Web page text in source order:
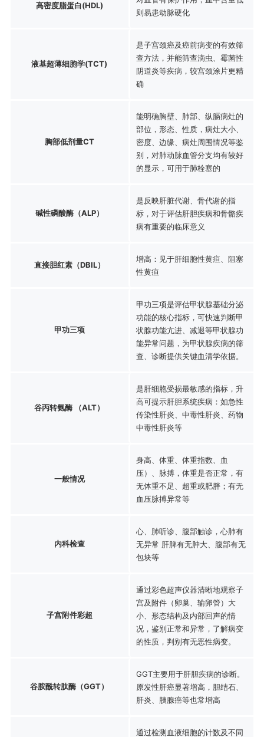
高密度脂蛋白(HDL)
则易患动脉硬化
液基超薄细胞学(TCT)
是子宫颈癌及癌前病变的有效筛
查方法，并能筛查滴虫、霉菌性
阴道炎等疾病，较宫颈涂片更精
确
胸部低剂量CT
能明确胸壁、肺部、纵膈病灶的
部位，形态、性质，病灶大小、
密度、边缘、病灶周围情况等鉴
别，对肺动脉血管分支均有较好
的显示，可用于肺栓塞的
碱性磷酸酶（ALP）
是反映肝脏代谢、骨代谢的指
标，对于评估肝胆疾病和骨骼疾
病有重要的临床意义
直接胆红素（DBIL）
增高：见于肝细胞性黄疸、阻塞
性黄疸
甲功三项
甲功三项是评估甲状腺基础分泌
功能的核心指标，可快速判断甲
状腺功能亢进、减退等甲状腺功
能异常问题，为甲状腺疾病的筛
查、诊断提供关键血清学依据。
谷丙转氨酶 （ALT）
是肝细胞受损最敏感的指标，升
高可提示肝胆系统疾病：如急性
传染性肝炎、中毒性肝炎、药物
中毒性肝炎等
一般情况
身高、体重、体重指数、血
压）、脉搏，体重是否正常，有
无体重不足、超重或肥胖；有无
血压脉搏异常等
内科检查
心、肺听诊、腹部触诊，心肺有
无异常 肝脾有无肿大、腹部有无
包块等
子宫附件彩超
通过彩色超声仪器清晰地观察子
宫及附件（卵巢、输卵管）大
小、形态结构及内部回声的情
况，鉴别正常和异常，了解病变
的性质，判别有无恶性病变。
谷胺酰转肽酶（GGT）
GGT主要用于肝胆疾病的诊断。
原发性肝癌显著增高，胆结石、
肝炎、胰腺癌等也常增高
通过检测血液细胞的计数及不同